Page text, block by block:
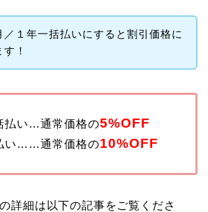
／１年一括払いにすると割引価格に
！
払い…通常価格の5%OFF
い……通常価格の10%OFF
詳細は以下の記事をご覧くださ